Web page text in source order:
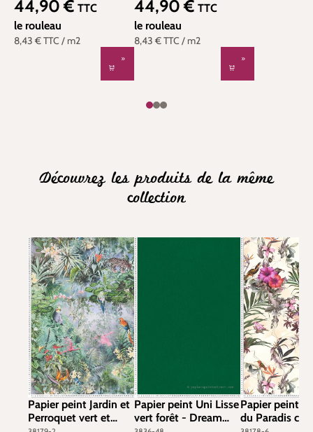
8,43 €TTC / m2
Prix régulier :
44,90 € TTC
le rouleau
8,43 €TTC / m2
Prix régulier :
44,90 € TTC
le rouleau
Découvrez les produits de la même
collection
Papier peint Jardin et
Perroquet vert et
Papier peint Uni Lisse
vert forêt - Dream
Papier peint
du Paradis